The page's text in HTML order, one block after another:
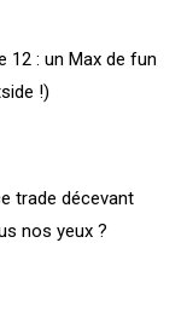
12 : un Max de fun
!)
trade décevant
nos yeux ?